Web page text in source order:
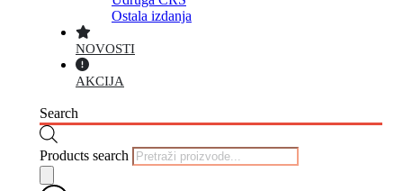
Ostala izdanja
NOVOSTI
AKCIJA
Search
Products search